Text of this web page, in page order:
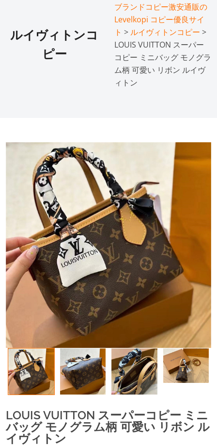
ルイヴィトンコ
ピー
ブランドコピー激安通販の
Levelkopi コピー優良サイ
ト > ルイヴィトンコピー >
LOUIS VUITTON スーパー
コピー ミニバッグ モノグラ
ム柄 可愛い リボン ルイヴ
ィトン
LOUIS VUITTON スーパーコピー ミニ
バッグ モノグラム柄 可愛い リボン ル
イヴィトン